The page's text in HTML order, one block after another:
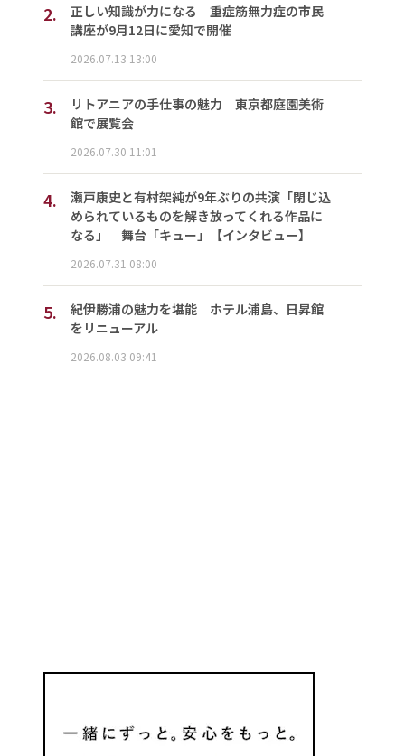
2.
正しい知識が力になる 重症筋無力症の市民
講座が9月12日に愛知で開催
2026.07.13 13:00
3.
リトアニアの手仕事の魅力 東京都庭園美術
館で展覧会
2026.07.30 11:01
4.
瀬戸康史と有村架純が9年ぶりの共演「閉じ込
められているものを解き放ってくれる作品に
なる」 舞台「キュー」【インタビュー】
2026.07.31 08:00
5.
紀伊勝浦の魅力を堪能 ホテル浦島、日昇館
をリニューアル
2026.08.03 09:41